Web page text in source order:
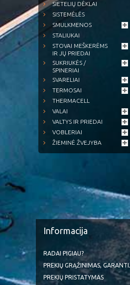
SIETELIŲ DĖKLAI
SISTEMĖLĖS
SMULKMENOS
STALIUKAI
STOVAI MEŠKERĖMS
IR JŲ PRIEDAI
SUKRIUKĖS /
SPINERIAI
SVARELIAI
TERMOSAI
THERMACELL
VALAI
VALTYS IR PRIEDAI
VOBLERIAI
ŽIEMINĖ ŽVEJYBA
Informacija
RADAI PIGIAU?
PREKIŲ GRĄŽINIMAS,
PREKIŲ PRISTATYMAS